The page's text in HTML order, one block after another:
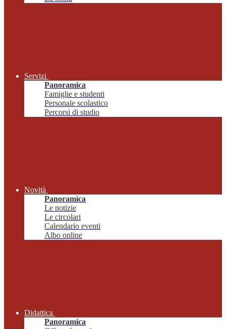
Servizi
Panoramica
Famiglie e studenti
Personale scolastico
Percorsi di studio
Novità
Panoramica
Le notizie
Le circolari
Calendario eventi
Albo online
Didattica
Panoramica